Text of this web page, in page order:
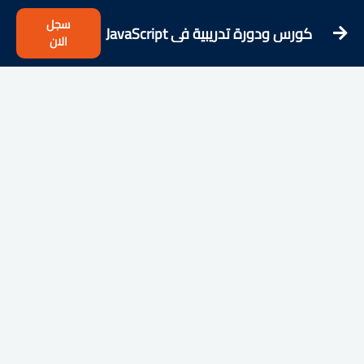
كورس ودورة تدريبية فى JavaScript
DOM
سجل
الان